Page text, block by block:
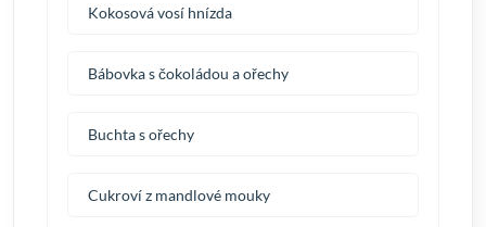
Kokosová vosí hnízda
Bábovka s čokoládou a ořechy
Buchta s ořechy
Cukroví z mandlové mouky